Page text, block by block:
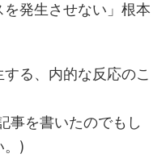
発生させない」根本
る、内的な反応のこ
事を書いたのでもし
。)